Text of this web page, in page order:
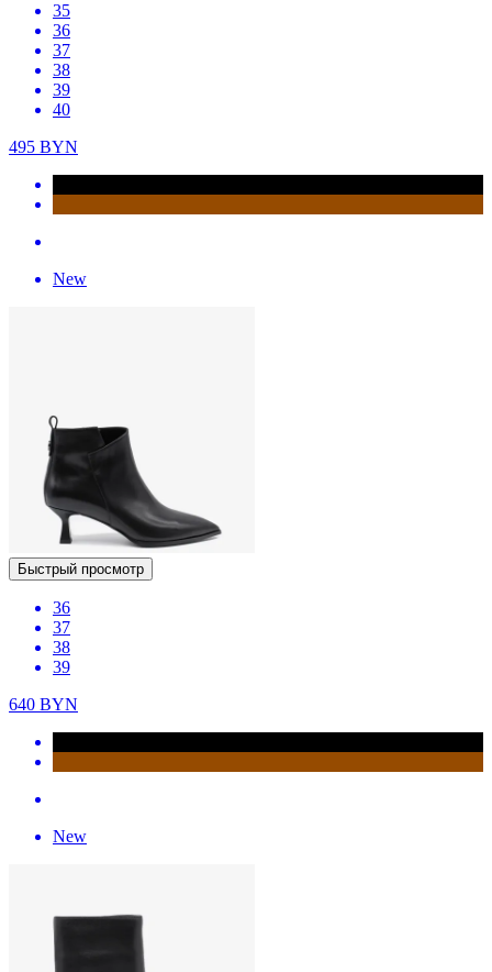
35
36
37
38
39
40
495 BYN
New
Быстрый просмотр
36
37
38
39
640 BYN
New